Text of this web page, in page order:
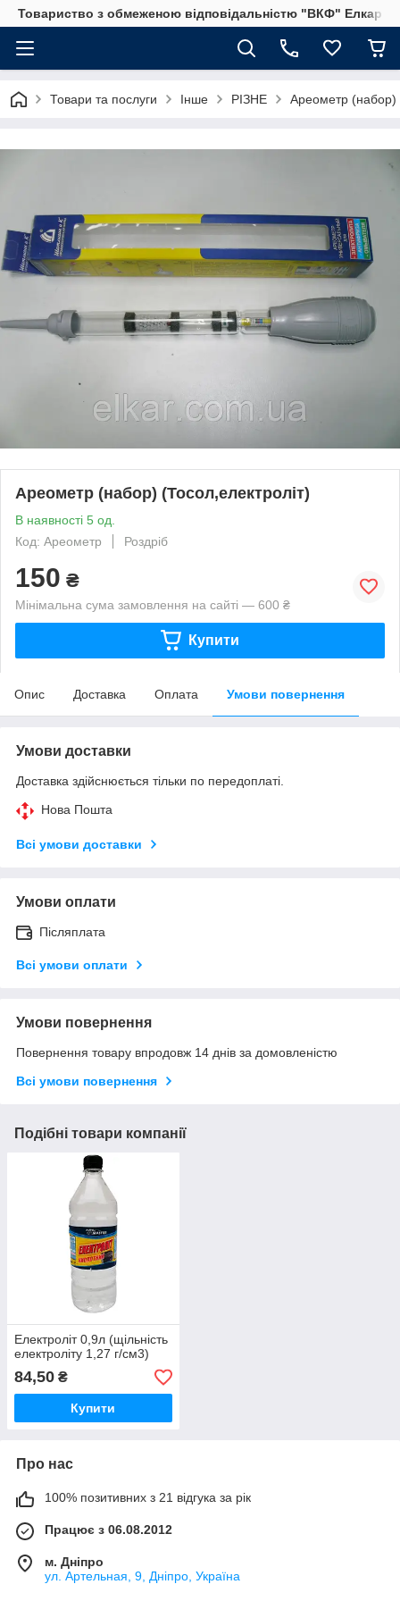
Товариство з обмеженою відповідальністю "ВКФ" Елкар"
Товари та послуги Інше РІЗНЕ Ареометр (набор)
Ареометр (набор) (Тосол,електроліт)
В наявності 5 од.
Код: Ареометр
Роздріб
150 ₴
Мінімальна сума замовлення на сайті — 600 ₴
Купити
Опис Доставка Оплата Умови повернення
Умови доставки
Доставка здійснюється тільки по передоплаті.
Нова Пошта
Всі умови доставки
Умови оплати
Післяплата
Всі умови оплати
Умови повернення
Повернення товару впродовж 14 днів за домовленістю
Всі умови повернення
Подібні товари компанії
Електроліт 0,9л (щільність
електроліту 1,27 г/см3)
84,50 ₴
Купити
Про нас
100% позитивних з 21 відгука за рік
Працює з 06.08.2012
м. Дніпро
ул. Артельная, 9, Дніпро, Україна